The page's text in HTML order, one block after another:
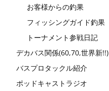
お客様からの釣果
フィッシングガイド釣果
トーナメント参戦日記
デカバス関係(60,70,世界新!!)
バスプロタックル紹介
ポッドキャストラジオ